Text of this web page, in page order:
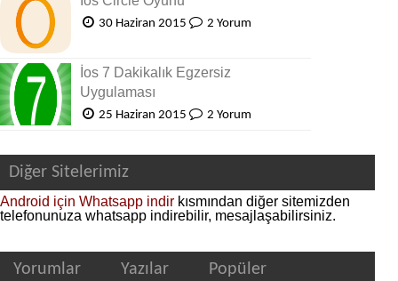
30 Haziran 2015 2 Yorum
İos 7 Dakikalık Egzersiz
Uygulaması
25 Haziran 2015 2 Yorum
Diğer Sitelerimiz
Android için Whatsapp indir kısmından diğer sitemizden
telefonunuza whatsapp indirebilir, mesajlaşabilirsiniz.
Yorumlar Yazılar Popüler